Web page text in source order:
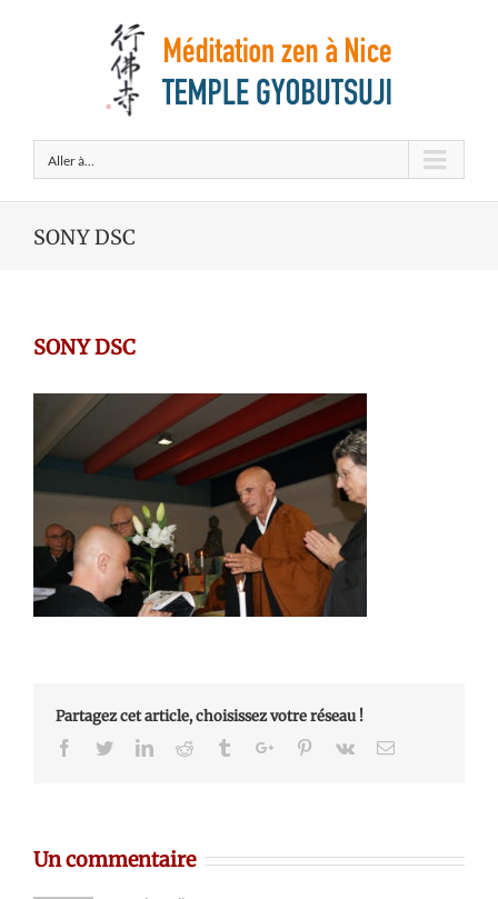
Aller à...
SONY DSC
SONY DSC
Partagez cet article, choisissez votre réseau !
Facebook
TwitterLinkedinReddit TumblrGoogle+Pinterest
Vk Email
Un commentaire